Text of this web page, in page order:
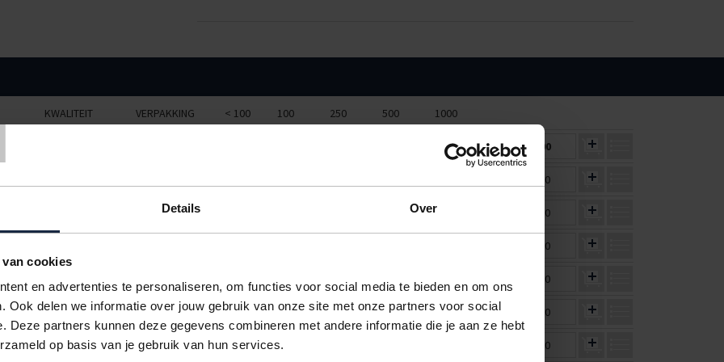
Details Over
cookies
en advertenties te personaliseren, om functies voor social media te bieden en om ons
Ook delen we informatie over jouw gebruik van onze site met onze partners voor social
Deze partners kunnen deze gegevens combineren met andere informatie die je aan ze hebt
op basis van je gebruik van hun services.
KWALITEIT VERPAKKING < 100 100 250 500 1000
€1,51 €0,00
€0,00
20 stuks €2,16 €0,00
€0,00
4mm c-golf €1,44 €1,33 €1,23 €1,13 €1,03 €0,00
4mm c-golf 20 stuks €1,12 €1,06 €1,01 €0,95 €0,90 €0,00
4mm c-golf 20 stuks €2,26 €2,05 €0,00